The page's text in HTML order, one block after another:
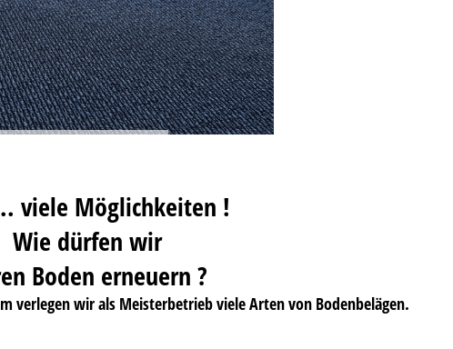
viele Möglichkeiten !
Wie dürfen wir
Boden erneuern ?
verlegen wir als Meisterbetrieb viele Arten von Bodenbelägen.